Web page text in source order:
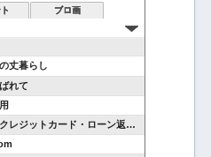
ブロ画
丈暮らし
れて
カード・ローン返済で悩んでいる方へ